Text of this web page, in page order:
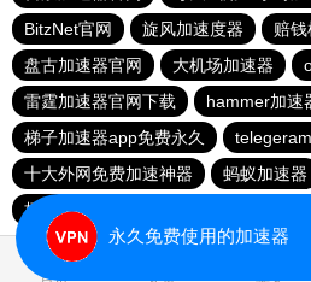
BitzNet官网
旋风加速度器
赔
盘古加速器官网
大机场加速器
雷霆加速器官网下载
hammer加速
梯子加速器app免费永久
十大外网免费加速神器
蚂蚁加速器
极光aurora加速器
永久免费使用的加速器